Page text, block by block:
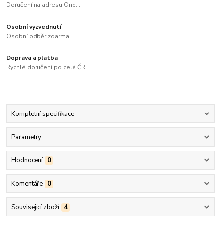
Doručení na adresu One...
Osobní vyzvednutí
Osobní odběr zdarma...
Doprava a platba
Rychlé doručení po celé ČR...
Kompletní specifikace
Parametry
Hodnocení 0
Komentáře 0
Související zboží 4